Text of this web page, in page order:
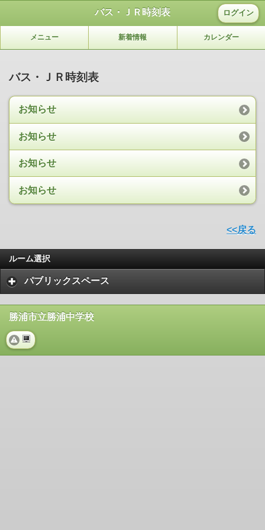
バス・ＪＲ時刻表 ログイン
メニュー 新着情報 カレンダー
バス・ＪＲ時刻表
お知らせ
お知らせ
お知らせ
お知らせ
<<戻る
ルーム選択
パブリックスペース
勝浦市立勝浦中学校